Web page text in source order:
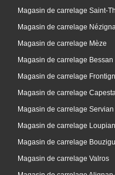
Magasin de carrelage Saint-
Magasin de carrelage
Magasin de carrelage Mèze
Magasin de carrelage Bessan
Magasin de carrelage
Magasin de carrelage
Magasin de carrelage Servian
Magasin de carrelage Loupian
Magasin de carrelage
Magasin de carrelage Valros